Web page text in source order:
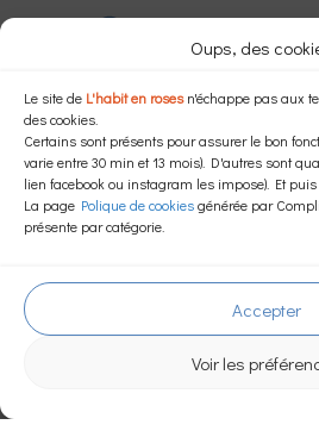
Oups, des
Le site de L'habit en rosesn'échappe pas aux
des cookies.
Certains sont présents pour assurer le bon
varie entre 30 min et 13 mois). D'autres sont
lien facebook ou instagram les impose). Et puis
La page Polique de cookiesgénérée par
présente par catégorie.
Accepter
Voir les
Instagram
Facebook
Dans une autre langue…
Powered by Translate
© 2026 L'habit en